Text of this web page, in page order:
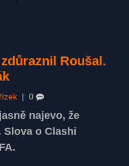
Roušal.
0
najevo, že
Slova o Clashi